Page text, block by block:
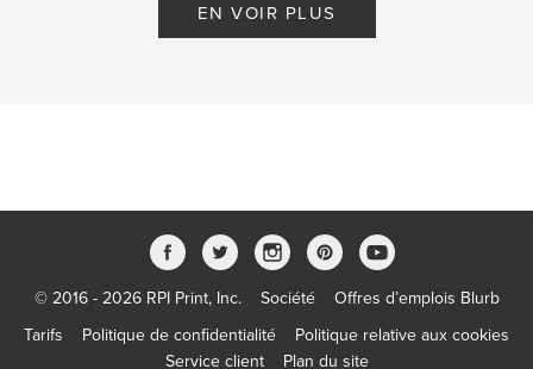
EN VOIR PLUS
© 2016 - 2026 RPI Print, Inc. Société
Offres d’emplois Blurb
Tarifs
Politique de confidentialité
Politique relative aux cookies
Service client
Plan du site